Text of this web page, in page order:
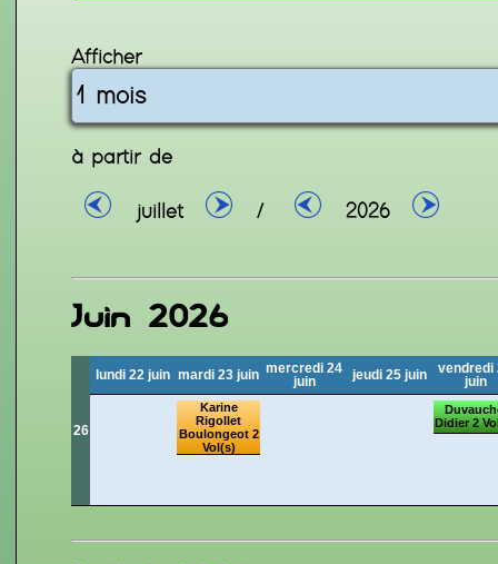
à partir de
juillet / 2026
Juin 2026
26
lundi 22 juin mardi 23 juin mercredi 24
juin
jeudi 25 juin
vendredi
juin
Karine
Rigollet
Boulongeot 2
Vol(s)
Didier 2